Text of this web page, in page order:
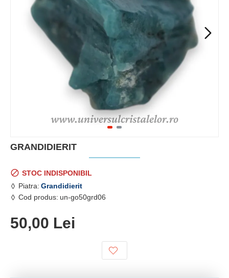
GRANDIDIERIT
STOC INDISPONIBIL
Piatra: Grandidierit
Cod produs: un-go50grd06
50,00 Lei